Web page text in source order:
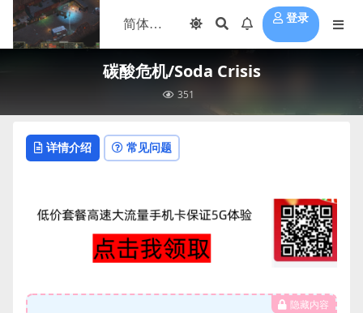
登录
碳酸危机/Soda Crisis
351
详情介绍 常见问题
隐藏内容